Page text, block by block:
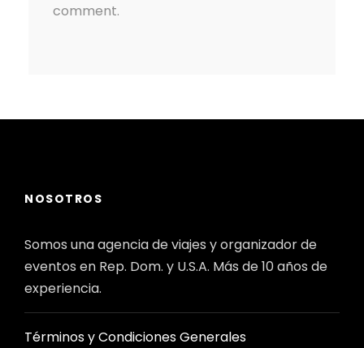
comment.
NOSOTROS
Somos una agencia de viajes y organizador de
eventos en Rep. Dom. y U.S.A. Más de 10 años de
experiencia.
Términos y Condiciones Generales